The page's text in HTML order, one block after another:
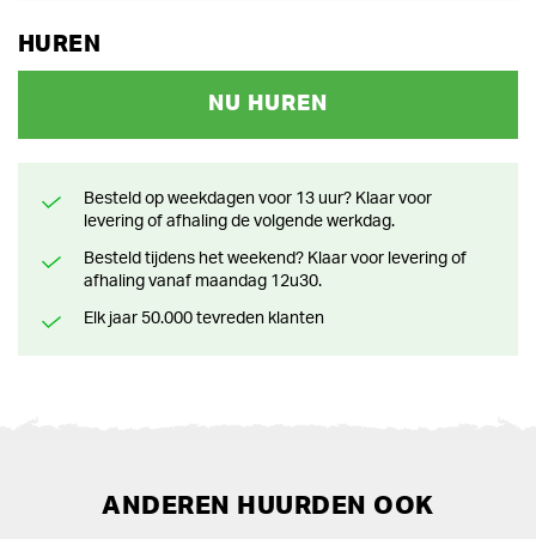
HUREN
NU HUREN
Besteld op weekdagen voor 13 uur? Klaar voor
levering of afhaling de volgende werkdag.
Besteld tijdens het weekend? Klaar voor levering of
afhaling vanaf maandag 12u30.
Elk jaar 50.000 tevreden klanten
ANDEREN HUURDEN OOK